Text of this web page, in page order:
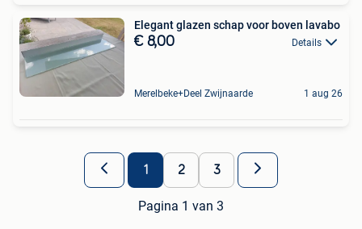
Elegant glazen schap voor boven lavabo
€ 8,00 Details
Merelbeke+Deel Zwijnaarde 1 aug 26
1 2 3
Pagina 1 van 3